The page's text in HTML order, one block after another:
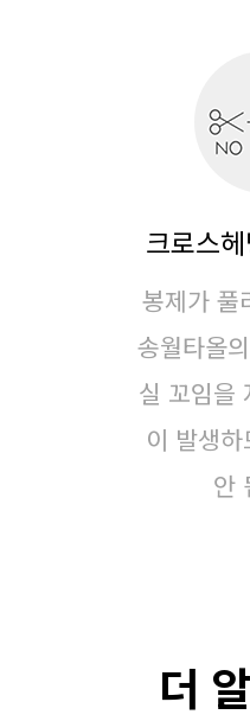
크로스
봉제가 풀
송월타올
실 꼬임을
이 발생
안
더